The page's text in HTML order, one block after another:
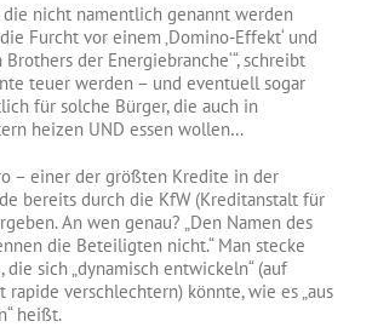
die nicht namentlich genannt werden
Furcht vor einem ‚Domino-Effekt‘ und
Brothers der Energiebranche‘“, schreibt
teuer werden – und eventuell sogar
für solche Bürger, die auch in
heizen UND essen wollen…
– einer der größten Kredite in der
bereits durch die KfW (Kreditanstalt für
An wen genau? „Den Namen des
die Beteiligten nicht.“ Man stecke
die sich „dynamisch entwickeln“ (auf
rapide verschlechtern) könnte, wie es „aus
heißt.